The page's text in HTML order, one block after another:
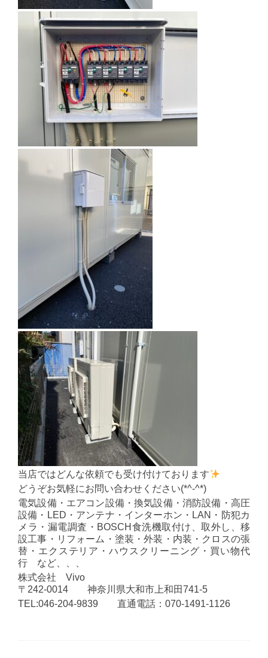
当店ではどんな依頼でも受け付けております
どうぞお気軽にお問い合わせください(*^-^*)
電気設備・エアコン設備・換気設備・消防設備・高圧
設備・LED・アンテナ・インターホン・LAN・防犯カ
メラ・漏電調査・BOSCH食洗機取付け、取外し、移
設工事・リフォーム・塗装・外装・内装・クロスの張
替・エクステリア・ハウスクリーニング・買い物代
行 など、、、
株式会社 Vivo
〒242-0014 神奈川県大和市上和田741-5
TEL:046-204-9839 直通電話：070-1491-1126